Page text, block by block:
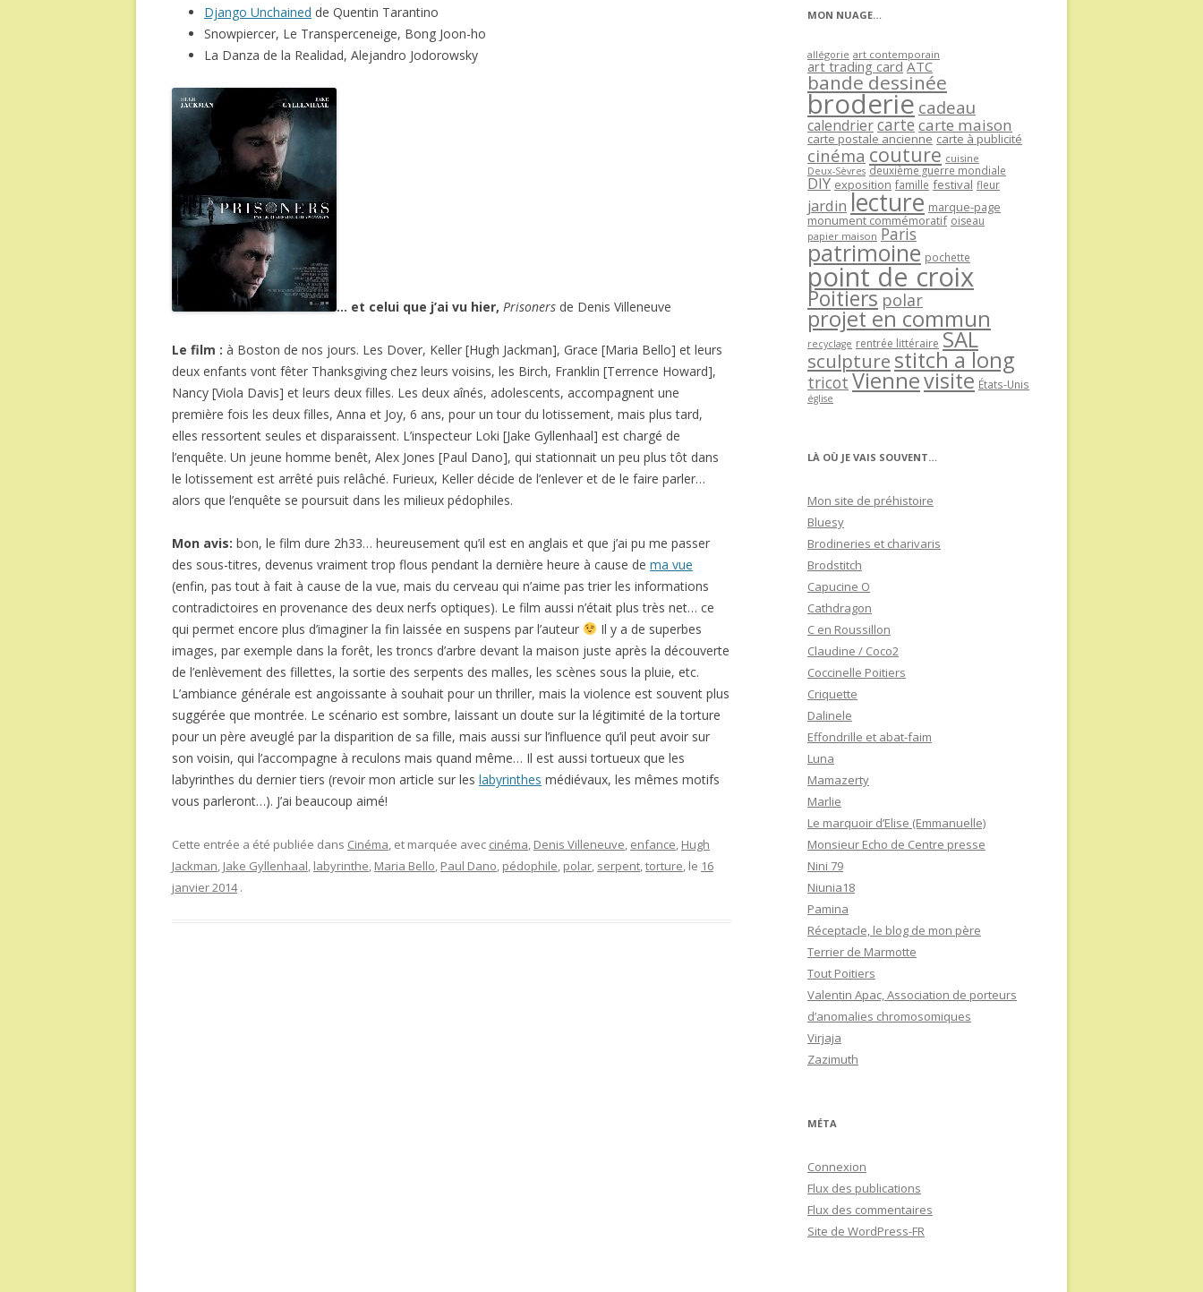
Django Unchained de Quentin Tarantino
Snowpiercer, Le Transperceneige, Bong Joon-ho
La Danza de la Realidad, Alejandro Jodorowsky
… et celui que j’ai vu hier, Prisoners de Denis Villeneuve
Le film : à Boston de nos jours. Les Dover, Keller [Hugh Jackman], Grace [Maria Bello] et leurs
deux enfants vont fêter Thanksgiving chez leurs voisins, les Birch, Franklin [Terrence Howard],
Nancy [Viola Davis] et leurs deux filles. Les deux aînés, adolescents, accompagnent une
première fois les deux filles, Anna et Joy, 6 ans, pour un tour du lotissement, mais plus tard,
elles ressortent seules et disparaissent. L’inspecteur Loki [Jake Gyllenhaal] est chargé de
l’enquête. Un jeune homme benêt, Alex Jones [Paul Dano], qui stationnait un peu plus tôt dans
le lotissement est arrêté puis relâché. Furieux, Keller décide de l’enlever et de le faire parler…
alors que l’enquête se poursuit dans les milieux pédophiles.
Mon avis: bon, le film dure 2h33… heureusement qu’il est en anglais et que j’ai pu me passer
des sous-titres, devenus vraiment trop flous pendant la dernière heure à cause de ma vue
(enfin, pas tout à fait à cause de la vue, mais du cerveau qui n’aime pas trier les informations
contradictoires en provenance des deux nerfs optiques). Le film aussi n’était plus très net… ce
qui permet encore plus d’imaginer la fin laissée en suspens par l’auteur
Il y a de superbes
images, par exemple dans la forêt, les troncs d’arbre devant la maison juste après la découverte
de l’enlèvement des fillettes, la sortie des serpents des malles, les scènes sous la pluie, etc.
L’ambiance générale est angoissante à souhait pour un thriller, mais la violence est souvent plus
suggérée que montrée. Le scénario est sombre, laissant un doute sur la légitimité de la torture
pour un père aveuglé par la disparition de sa fille, mais aussi sur l’influence qu’il peut avoir sur
son voisin, qui l’accompagne à reculons mais quand même… Il est aussi tortueux que les
labyrinthes du dernier tiers (revoir mon article sur les labyrinthes médiévaux, les mêmes motifs
vous parleront…). J’ai beaucoup aimé!
Cette entrée a été publiée dans Cinéma, et marquée avec cinéma, Denis Villeneuve, enfance, Hugh
Jackman, Jake Gyllenhaal, labyrinthe, Maria Bello, Paul Dano, pédophile, polar, serpent,torture, le 16
janvier 2014 .
MON NUAGE…
allégorie art contemporain
art trading card ATC
bande dessinée
broderie cadeau
calendriercartecarte maison
carte postale ancienne carte à publicité
cinéma couture cuisine
Deux-Sèvres deuxième guerre mondiale
DIY exposition famille festival fleur
jardin lecture marque-page
monument commémoratif oiseau
papier maison Paris
patrimoine pochette
point de croix
Poitiers polar
projet en commun
recyclage rentrée littéraire SAL
sculpture stitch a long
tricot Viennevisite États-Unis
église
LÀ OÙ JE VAIS SOUVENT…
Mon site de préhistoire
Bluesy
Brodineries et charivaris
Brodstitch
Capucine O
Cathdragon
C en Roussillon
Claudine / Coco2
Coccinelle Poitiers
Criquette
Dalinele
Effondrille et abat-faim
Luna
Mamazerty
Marlie
Le marquoir d’Elise (Emmanuelle)
Monsieur Echo de Centre presse
Nini 79
Niunia18
Pamina
Réceptacle, le blog de mon père
Terrier de Marmotte
Tout Poitiers
Valentin Apac, Association de porteurs
d’anomalies chromosomiques
Virjaja
Zazimuth
MÉTA
Connexion
Flux des publications
Flux des commentaires
Site de WordPress-FR